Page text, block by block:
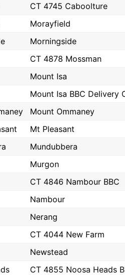
CT 4745 Caboolture
Morayfield
Morningside
CT 4878 Mossman
Mount Isa
Mount Isa BBC Delivery
Mount Ommaney
Mt Pleasant
Mundubbera
Murgon
CT 4846 Nambour BBC
Nambour
Nerang
CT 4044 New Farm
Newstead
CT 4855 Noosa Heads